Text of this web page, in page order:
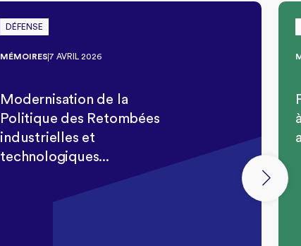
DÉFENSE
MÉMOIRES 7 AVRIL 2026
Modernisation de la
Politique des Retombées
industrielles et
technologiques...